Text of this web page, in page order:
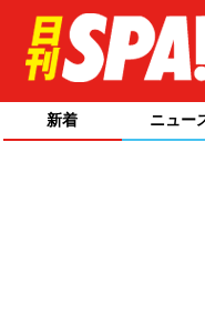
新着 ニュー